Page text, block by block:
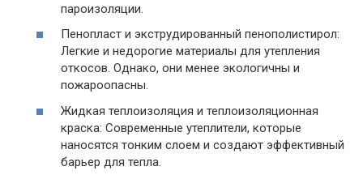
пароизоляции.
Пенопласт и экструдированный пенополистирол:
Легкие и недорогие материалы для утепления
откосов. Однако, они менее экологичны и
пожароопасны.
Жидкая теплоизоляция и теплоизоляционная
краска: Современные утеплители, которые
наносятся тонким слоем и создают эффективный
барьер для тепла.